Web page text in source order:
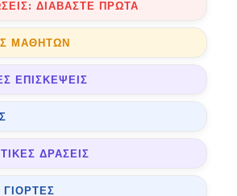
ΔΙΑΒΆΣΤΕ ΠΡΏΤΑ
ΜΑΘΗΤΏΝ
ΕΠΙΣΚΈΨΕΙΣ
ΔΡΆΣΕΙΣ